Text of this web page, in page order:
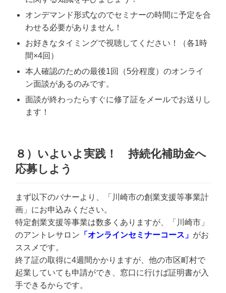
オンデマンド形式なのでセミナーの時間に予定を合
わせる必要がありません！
お好きなタイミングで視聴してください！（各1時
間×4回）
本人確認のための最後1回（5分程度）のオンライ
ン面談があるのみです。
面談が終わったらすぐに修了証をメールでお送りし
ます！
８）いよいよ実践！ 持続化補助金へ
応募しよう
まず以下のバナーより、「川崎市の創業支援等事業計
画」にお申込みください。
特定創業支援等事業は数多くありますが、「川崎市」
のアントレサロン 「オンラインセミナーコース」 がお
ススメです。
終了証の取得に4週間かかりますが、他の市区町村で
起業していても申請ができ、窓口に行けば証明書が入
手できるからです。